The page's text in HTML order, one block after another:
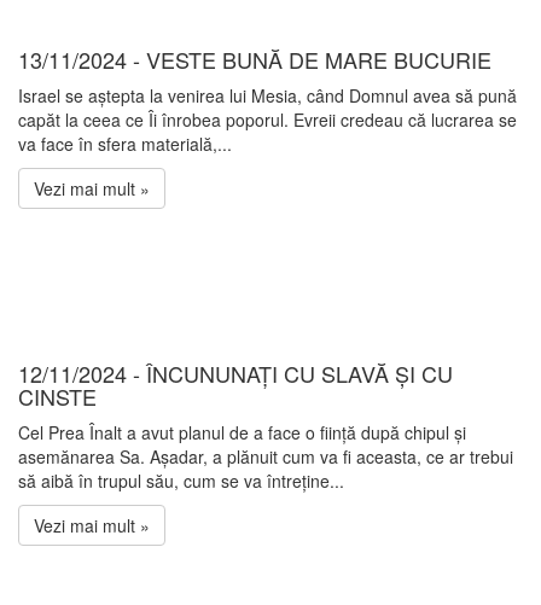
13/11/2024 - VESTE BUNĂ DE MARE BUCURIE
Israel se aștepta la venirea lui Mesia, când Domnul avea să pună
capăt la ceea ce Îi înrobea poporul. Evreii credeau că lucrarea se
va face în sfera materială,...
Vezi mai mult »
12/11/2024 - ÎNCUNUNAȚI CU SLAVĂ ȘI CU
CINSTE
Cel Prea Înalt a avut planul de a face o ființă după chipul și
asemănarea Sa. Așadar, a plănuit cum va fi aceasta, ce ar trebui
să aibă în trupul său, cum se va întreține...
Vezi mai mult »